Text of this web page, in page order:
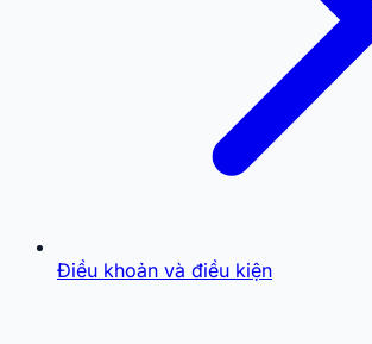
Điều khoản và điều kiện